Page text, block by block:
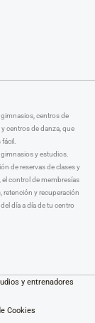
centros de
centros de danza, que
y estudios.
de reservas de clases y
control de membresías
retención y recuperación
día a día de tu centro
y entrenadores
Cookies